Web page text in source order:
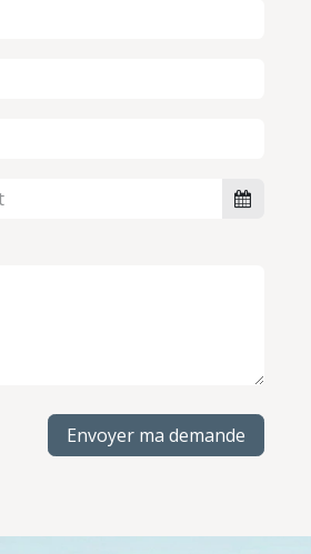
Envoyer ma demande